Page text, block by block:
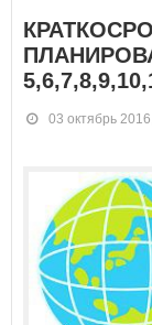
03 октябрь